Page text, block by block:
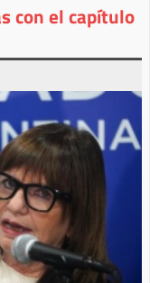
con el capítulo